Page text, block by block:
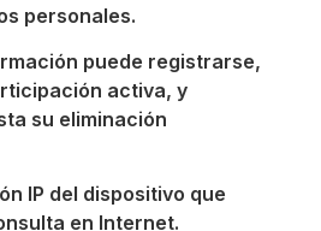
personales.
puede registrarse,
activa, y
su eliminación
IP del dispositivo que
en Internet.